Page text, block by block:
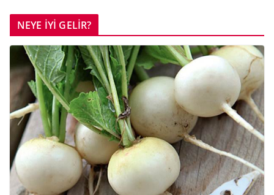
NEYE İYİ GELİR?